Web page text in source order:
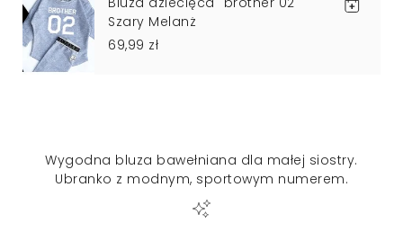
Szary Melanż
69,99 zł
Wygodna bluza bawełniana dla małej siostry.
Ubranko z modnym, sportowym numerem.